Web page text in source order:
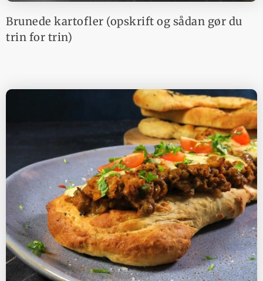
Brunede kartofler (opskrift og sådan gør du
trin for trin)